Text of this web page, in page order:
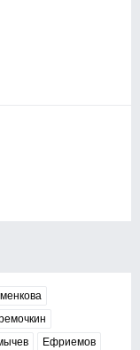
Ефриемов